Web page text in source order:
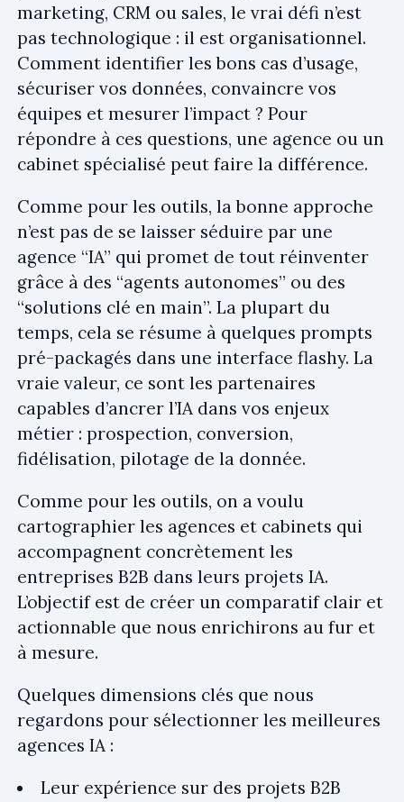
marketing, CRM ou sales, le vrai défi n’est
pas technologique : il est organisationnel.
Comment identifier les bons cas d’usage,
sécuriser vos données, convaincre vos
équipes et mesurer l’impact ? Pour
répondre à ces questions, une agence ou un
cabinet spécialisé peut faire la différence.
Comme pour les outils, la bonne approche
n’est pas de se laisser séduire par une
agence “IA” qui promet de tout réinventer
grâce à des “agents autonomes” ou des
“solutions clé en main”. La plupart du
temps, cela se résume à quelques prompts
pré-packagés dans une interface flashy. La
vraie valeur, ce sont les partenaires
capables d’ancrer l’IA dans vos enjeux
métier : prospection, conversion,
fidélisation, pilotage de la donnée.
Comme pour les outils, on a voulu
cartographier les agences et cabinets qui
accompagnent concrètement les
entreprises B2B dans leurs projets IA.
L’objectif est de créer un comparatif clair et
actionnable que nous enrichirons au fur et
à mesure.
Quelques dimensions clés que nous
regardons pour sélectionner les meilleures
agences IA :
Leur expérience sur des projets B2B